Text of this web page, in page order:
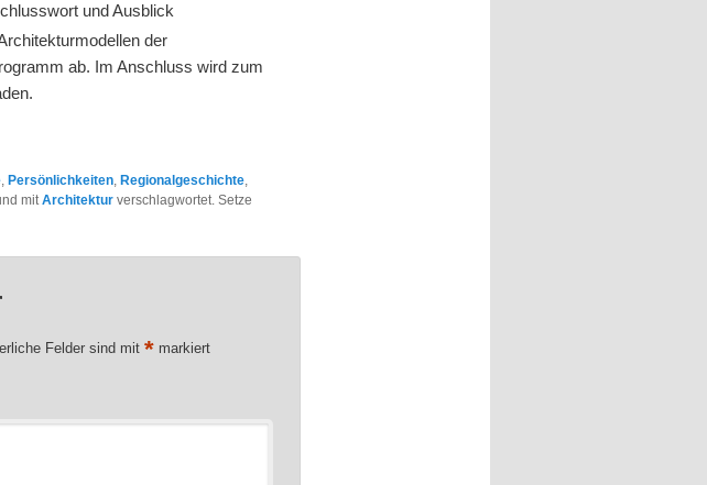
und Ausblick
der
ab. Im Anschluss wird zum
, Persönlichkeiten, Regionalgeschichte,
mitArchitektur verschlagwortet. Setze
Felder sind mit* markiert